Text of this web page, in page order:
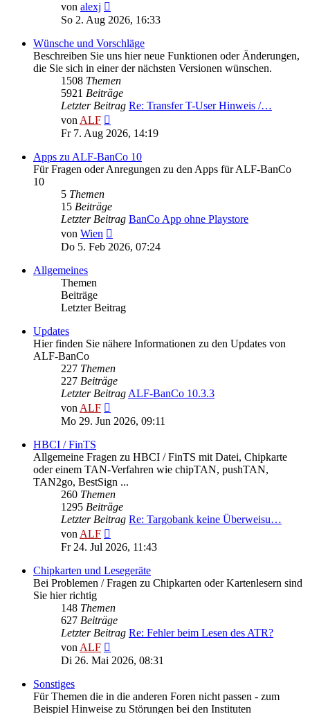
von alexj
Beitrag
So 2. Aug 2026, 16:33
Wünsche und Vorschläge
Beschreiben Sie uns hier neue Funktionen oder Änderungen,
die Sie sich in einer der nächsten Versionen wünschen.
1508 Themen
5921 Beiträge
Letzter Beitrag Re: Transfer T-User Hinweis /…
vonALF
Beitrag
Fr 7. Aug 2026, 14:19
Apps zu ALF-BanCo 10
Für Fragen oder Anregungen zu den Apps für ALF-BanCo
10
5 Themen
15 Beiträge
Letzter Beitrag BanCo App ohne Playstore
von Wien
Beitrag
Do 5. Feb 2026, 07:24
Allgemeines
Themen
Beiträge
Letzter Beitrag
Updates
Hier finden Sie nähere Informationen zu den Updates von
ALF-BanCo
227 Themen
227 Beiträge
Letzter BeitragALF-BanCo 10.3.3
vonALF
Beitrag
Mo 29. Jun 2026, 09:11
HBCI / FinTS
Allgemeine Fragen zu HBCI / FinTS mit Datei, Chipkarte
oder einem TAN-Verfahren wie chipTAN, pushTAN,
TAN2go, BestSign ...
260 Themen
1295 Beiträge
Letzter Beitrag Re: Targobank keine Überweisu…
vonALF
Beitrag
Fr 24. Jul 2026, 11:43
Chipkarten und Lesegeräte
Bei Problemen / Fragen zu Chipkarten oder Kartenlesern sind
Sie hier richtig
148 Themen
627 Beiträge
Letzter Beitrag Re: Fehler beim Lesen des ATR?
vonALF
Beitrag
Di 26. Mai 2026, 08:31
Sonstiges
Für Themen die in die anderen Foren nicht passen - zum
Beispiel Hinweise zu Störungen bei den Instituten